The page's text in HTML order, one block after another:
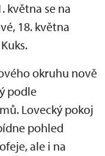
května se na
18. května
okruhu nově
podle
Lovecký pokoj
pohled
ale i na